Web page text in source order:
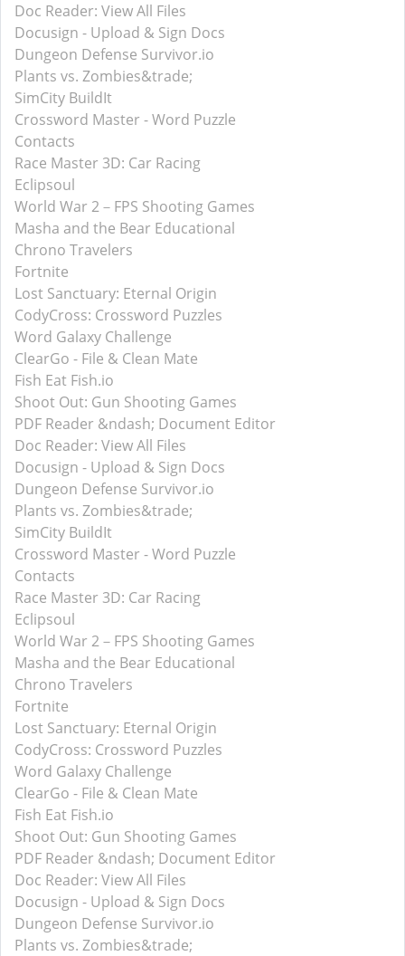
Doc Reader: View All Files
Docusign - Upload & Sign Docs
Dungeon Defense Survivor.io
Plants vs. Zombies&trade;
SimCity BuildIt
Crossword Master - Word Puzzle
Contacts
Race Master 3D: Car Racing
Eclipsoul
World War 2－FPS Shooting Games
Masha and the Bear Educational
Chrono Travelers
Fortnite
Lost Sanctuary: Eternal Origin
CodyCross: Crossword Puzzles
Word Galaxy Challenge
ClearGo - File & Clean Mate
Fish Eat Fish.io
Shoot Out: Gun Shooting Games
PDF Reader &ndash; Document Editor
Doc Reader: View All Files
Docusign - Upload & Sign Docs
Dungeon Defense Survivor.io
Plants vs. Zombies&trade;
SimCity BuildIt
Crossword Master - Word Puzzle
Contacts
Race Master 3D: Car Racing
Eclipsoul
World War 2－FPS Shooting Games
Masha and the Bear Educational
Chrono Travelers
Fortnite
Lost Sanctuary: Eternal Origin
CodyCross: Crossword Puzzles
Word Galaxy Challenge
ClearGo - File & Clean Mate
Fish Eat Fish.io
Shoot Out: Gun Shooting Games
PDF Reader &ndash; Document Editor
Doc Reader: View All Files
Docusign - Upload & Sign Docs
Dungeon Defense Survivor.io
Plants vs. Zombies&trade;